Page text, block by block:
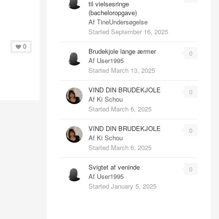
0
til vielsesringe
(bacheloropgave)
Af TineUndersøgelse
Started September 16, 2025
0
Brudekjole lange ærmer
Af User1995
Started March 13, 2025
0
VIND DIN BRUDEKJOLE
Af Ki Schou
Started March 6, 2025
0
VIND DIN BRUDEKJOLE
Af Ki Schou
Started March 6, 2025
0
Svigtet af veninde
Af User1995
Started January 5, 2025